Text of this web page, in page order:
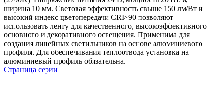
ширина 10 мм. Световая эффективность свыше 150 лм/Вт и
высокий индекс цветопередачи CRI>90 позволяют
использовать ленту для качественного, высокоэффективного
основного и декоративного освещения. Применима для
создания линейных светильников на основе алюминиевого
профиля. Для обеспечивания теплоотвода установка на
алюминиевый профиль обязательна.
Страница серии